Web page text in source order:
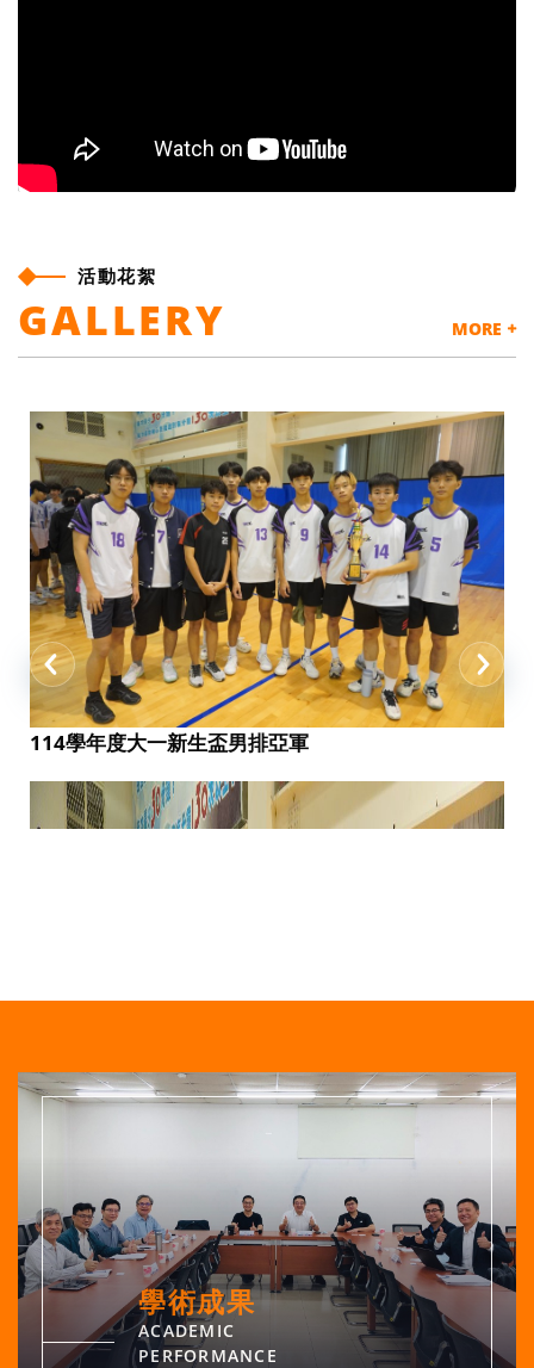
活動花絮
GALLERY MORE
114學年度大一新生盃男排亞軍
學術成果
ACADEMIC
PERFORMANCE